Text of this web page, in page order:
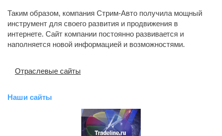
Таким образом, компания Стрим-Авто получила мощный
инструмент для своего развития и продвижения в
интернете. Сайт компании постоянно развивается и
наполняется новой информацией и возможностями.
Отраслевые сайты
Наши сайты